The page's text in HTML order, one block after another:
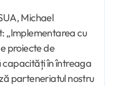
Michael
„Implementarea cu
proiecte de
în întreaga
parteneriatul nostru